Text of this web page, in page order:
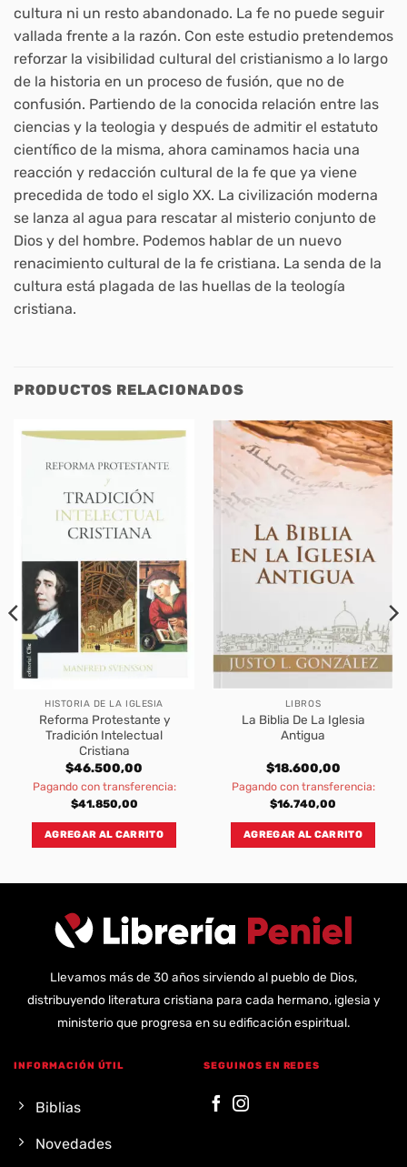
cultura ni un resto abandonado. La fe no puede seguir
vallada frente a la razón. Con este estudio pretendemos
reforzar la visibilidad cultural del cristianismo a lo largo
de la historia en un proceso de fusión, que no de
confusión. Partiendo de la conocida relación entre las
ciencias y la teologia y después de admitir el estatuto
científico de la misma, ahora caminamos hacia una
reacción y redacción cultural de la fe que ya viene
precedida de todo el siglo XX. La civilización moderna
se lanza al agua para rescatar al misterio conjunto de
Dios y del hombre. Podemos hablar de un nuevo
renacimiento cultural de la fe cristiana. La senda de la
cultura está plagada de las huellas de la teología
cristiana.
PRODUCTOS RELACIONADOS
HISTORIA DE LA IGLESIA
Reforma Protestante y
Tradición Intelectual
Cristiana
$46.500,00
Pagando con transferencia:
$41.850,00
AGREGAR AL CARRITO
LIBROS
La Biblia De La Iglesia
Antigua
$18.600,00
Pagando con transferencia:
$16.740,00
AGREGAR AL CARRITO
Llevamos más de 30 años sirviendo al pueblo de Dios,
distribuyendo literatura cristiana para cada hermano, iglesia y
ministerio que progresa en su edificación espiritual.
INFORMACIÓN ÚTIL
Biblias
Novedades
SEGUINOS EN REDES